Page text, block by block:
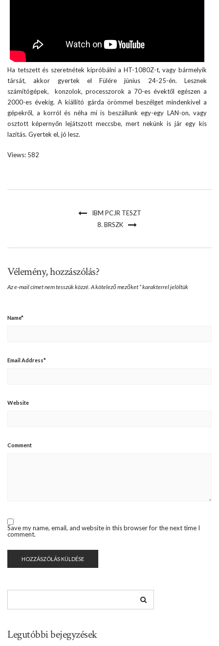
Ha tetszett és szeretnétek kipróbálni a HT-1080Z-t, vagy bármelyik
társát, akkor gyertek el Fülére június 24-25-én. Lesznek
számítógépek, konzolok, processzorok a 70-es évektől egészen a
2000-es évekig. A kiállító gárda örömmel beszélget mindenkivel a
gépekről, a korról és néha mi is beszállunk egy-egy LAN-on, vagy
osztott képernyőn lejátszott meccsbe, mert nekünk is jár egy kis
lazítás. Gyertek el, jó lesz.
Views: 582
IBM PCJR TESZT
8. BRSZK
Vélemény, hozzászólás?
Az e-mail címet nem tesszük közzé. A kötelező mezőket *karakterrel jelöltük
Name*
Email Address*
Website
Comment
Save my name, email, and website in this browser for the next time I
comment.
Legutóbbi bejegyzések